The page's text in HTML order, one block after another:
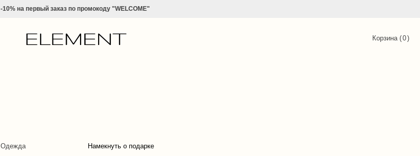
-10% напервый заказ по промокоду "WELCOME"
Корзина ( )
0
Намекнуть о подарке
Одежда